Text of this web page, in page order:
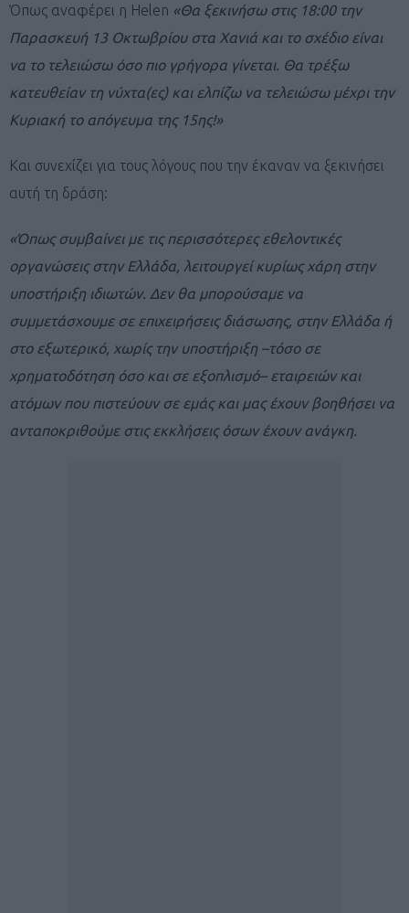
Όπως αναφέρει η Helen «Θα ξεκινήσω στις 18:00 την
Παρασκευή 13 Οκτωβρίου στα Χανιά και το σχέδιο είναι
να το τελειώσω όσο πιο γρήγορα γίνεται. Θα τρέξω
κατευθείαν τη νύχτα(ες) και ελπίζω να τελειώσω μέχρι την
Κυριακή το απόγευμα της 15ης!»
Και συνεχίζει για τους λόγους που την έκαναν να ξεκινήσει
αυτή τη δράση:
«Όπως συμβαίνει με τις περισσότερες εθελοντικές
οργανώσεις στην Ελλάδα, λειτουργεί κυρίως χάρη στην
υποστήριξη ιδιωτών. Δεν θα μπορούσαμε να
συμμετάσχουμε σε επιχειρήσεις διάσωσης, στην Ελλάδα ή
στο εξωτερικό, χωρίς την υποστήριξη –τόσο σε
χρηματοδότηση όσο και σε εξοπλισμό– εταιρειών και
ατόμων που πιστεύουν σε εμάς και μας έχουν βοηθήσει να
ανταποκριθούμε στις εκκλήσεις όσων έχουν ανάγκη.